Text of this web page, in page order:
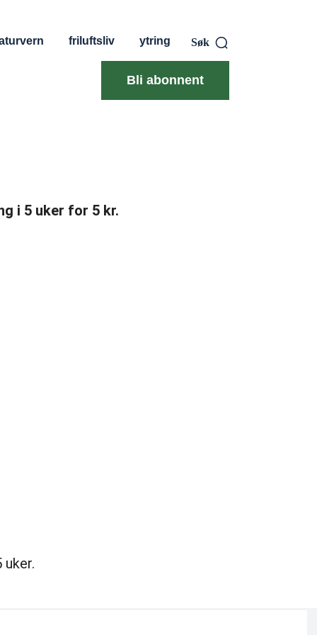
friluftsliv ytring Søk
Bli abonnent
i 5 uker for 5 kr.